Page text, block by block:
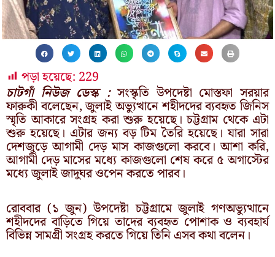
পড়া হয়েছে: 229
চাটগাঁ নিউজ ডেস্ক :সংস্কৃতি উপদেষ্টা মোস্তফা সরয়ার
ফারুকী বলেছেন, জুলাই অভ্যুত্থানে শহীদদের ব্যবহৃত জিনিস
স্মৃতি আকারে সংগ্রহ করা শুরু হয়েছে। চট্টগ্রাম থেকে এটা
শুরু হয়েছে। এটার জন্য বড় টিম তৈরি হয়েছে। যারা সারা
দেশজুড়ে আগামী দেড় মাস কাজগুলো করবে। আশা করি,
আগামী দেড় মাসের মধ্যে কাজগুলো শেষ করে ৫ অগাস্টের
মধ্যে জুলাই জাদুঘর ওপেন করতে পারব।
রোববার (১ জুন) উপদেষ্টা চট্টগ্রামে জুলাই গণঅভ্যুত্থানে
শহীদদের বাড়িতে গিয়ে তাদের ব্যবহৃত পোশাক ও ব্যবহার্য
বিভিন্ন সামগ্রী সংগ্রহ করতে গিয়ে তিনি এসব কথা বলেন।